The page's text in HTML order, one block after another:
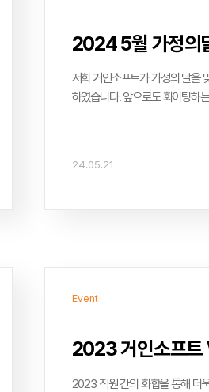
2024 5월 가정의
저희 거인소프트가 가정의 달을
하였습니다. 앞으로도 화이팅하
24.05.21
Event
2023 거인소프
2023 직원 간의 화합을 통해 더